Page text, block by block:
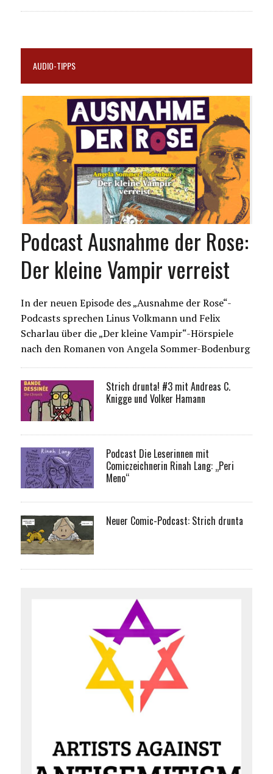
AUDIO-TIPPS
Podcast Ausnahme der Rose:
Der kleine Vampir verreist
In der neuen Episode des „Ausnahme der Rose“-
Podcasts sprechen Linus Volkmann und Felix
Scharlau über die „Der kleine Vampir“-Hörspiele
nach den Romanen von Angela Sommer-Bodenburg
Strich drunta! #3 mit Andreas C.
Knigge und Volker Hamann
Podcast Die Leserinnen mit
Comiczeichnerin Rinah Lang: „Peri
Meno“
Neuer Comic-Podcast: Strich drunta